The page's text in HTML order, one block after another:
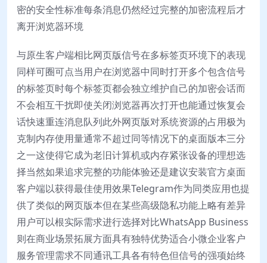
密的安全性标准每条消息仍然经过完整的加密流程后才
离开浏览器环境
与原生客户端相比网页版信号在多标签页环境下的表现
同样可圈可点当用户在浏览器中同时打开多个包含信号
的标签页时每个标签页都会独立维护自己的加密会话而
不会相互干扰即使关闭浏览器再次打开也能通过恢复会
话快速重连消息队列此外网页版对系统资源的占用极为
克制内存使用量通常不超过同等情况下的桌面版本三分
之一这使得它成为老旧计算机或内存紧张设备的理想选
择当然如果追求完整的功能体验还是建议安装官方桌面
客户端以获得最佳使用效果Telegram作为同类应用也提
供了类似的网页版本但在某些高级隐私功能上略有差异
用户可以根实际需求进行选择对比WhatsApp Business
则在商业场景拓展方面具有独特优势适合小微企业客户
服务管理需求不同通讯工具各有特色但信号的强项始终